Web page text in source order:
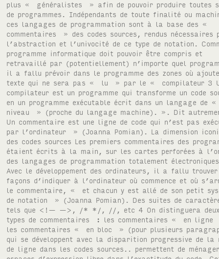
plus « généralistes » afin de pouvoir produire toutes
de programmes. Indépendants de toute finalité ou
ces langages de programmation sont à la base des «
commentaires » des codes sources, rendus nécessaires
l’abstraction et l’univocité de ce type de notation.
programme informatique doit pouvoir être compris et
retravaillé par (potentiellement) n’importe quel
il a fallu prévoir dans le programme des zones où
texte qui ne sera pas « lu » par le « compilateur 3
compilateur est un programme qui transforme un code
en un programme exécutable écrit dans un langage de
niveau » (proche du langage machine). ». Dit
Un commentaire est une ligne de code qui n’est pas
par l’ordinateur » (Joanna Pomian). La dimension
des codes sources Les premiers commentaires des
étaient écrits à la main, sur les cartes perforées à
des langages de programmation totalement
Avec le développement des ordinateurs, il a fallu trouver
façons d’indiquer à l’ordinateur où commence et où
le commentaire, « et chacun y est allé de son petit
de notation » (Joanna Pomian). Des suites de
tels que <!— —>, /* */, //, etc 4 On distinguera
types de commentaires : les commentaires « en
les commentaires « en bloc » (pour plusieurs
qui se développent avec la disparition progressive de la
de ligne dans les codes sources.. permettent de